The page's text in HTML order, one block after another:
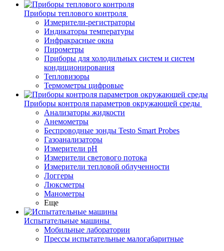
Приборы теплового контроля
Измерители-регистраторы
Индикаторы температуры
Инфракрасные окна
Пирометры
Приборы для холодильных систем и систем
кондиционирования
Тепловизоры
Термометры цифровые
Приборы контроля параметров окружающей среды
Анализаторы жидкости
Анемометры
Беспроводные зонды Testo Smart Probes
Газоанализаторы
Измерители pH
Измерители светового потока
Измерители тепловой облученности
Логгеры
Люксметры
Манометры
Еще
Испытательные машины
Мобильные лаборатории
Прессы испытательные малогабаритные